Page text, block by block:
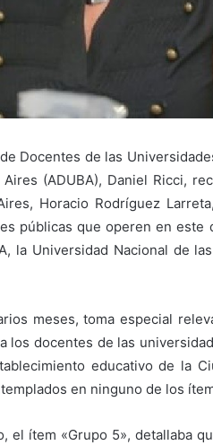
Docentes de las
(ADUBA), Daniel Ricci,
Horacio Rodríguez
públicas que operen en este
la Universidad Nacional de
meses, toma especial
los docentes de las
educativo de la
en ninguno de los
el ítem «Grupo 5», detallaba